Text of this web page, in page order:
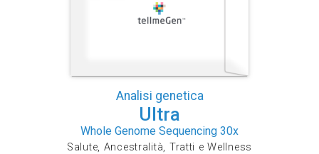
Analisi genetica
Ultra
Whole Genome Sequencing 30x
Salute, Ancestralità, Tratti e Wellness